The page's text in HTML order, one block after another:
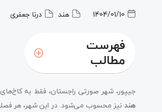
1404/01/10 هند درنا جعفری
فهرست
مطالب
جیپور، شهر صورتی راجستان، فقط به
هند نیز محسوب می‌شود. در این شهر، هر